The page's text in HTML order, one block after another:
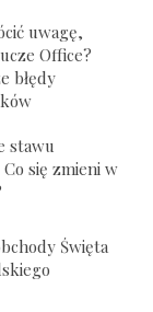
uwagę,
Office?
błędy
stawu
się zmieni w
Święta